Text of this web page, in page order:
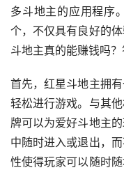
多斗地主的应用程序
个，不仅具有良好的
斗地主真的能赚钱吗？
首先，红星斗地主拥
轻松进行游戏。与其
牌可以为爱好斗地主
中随时进入或退出，
性使得玩家可以随时